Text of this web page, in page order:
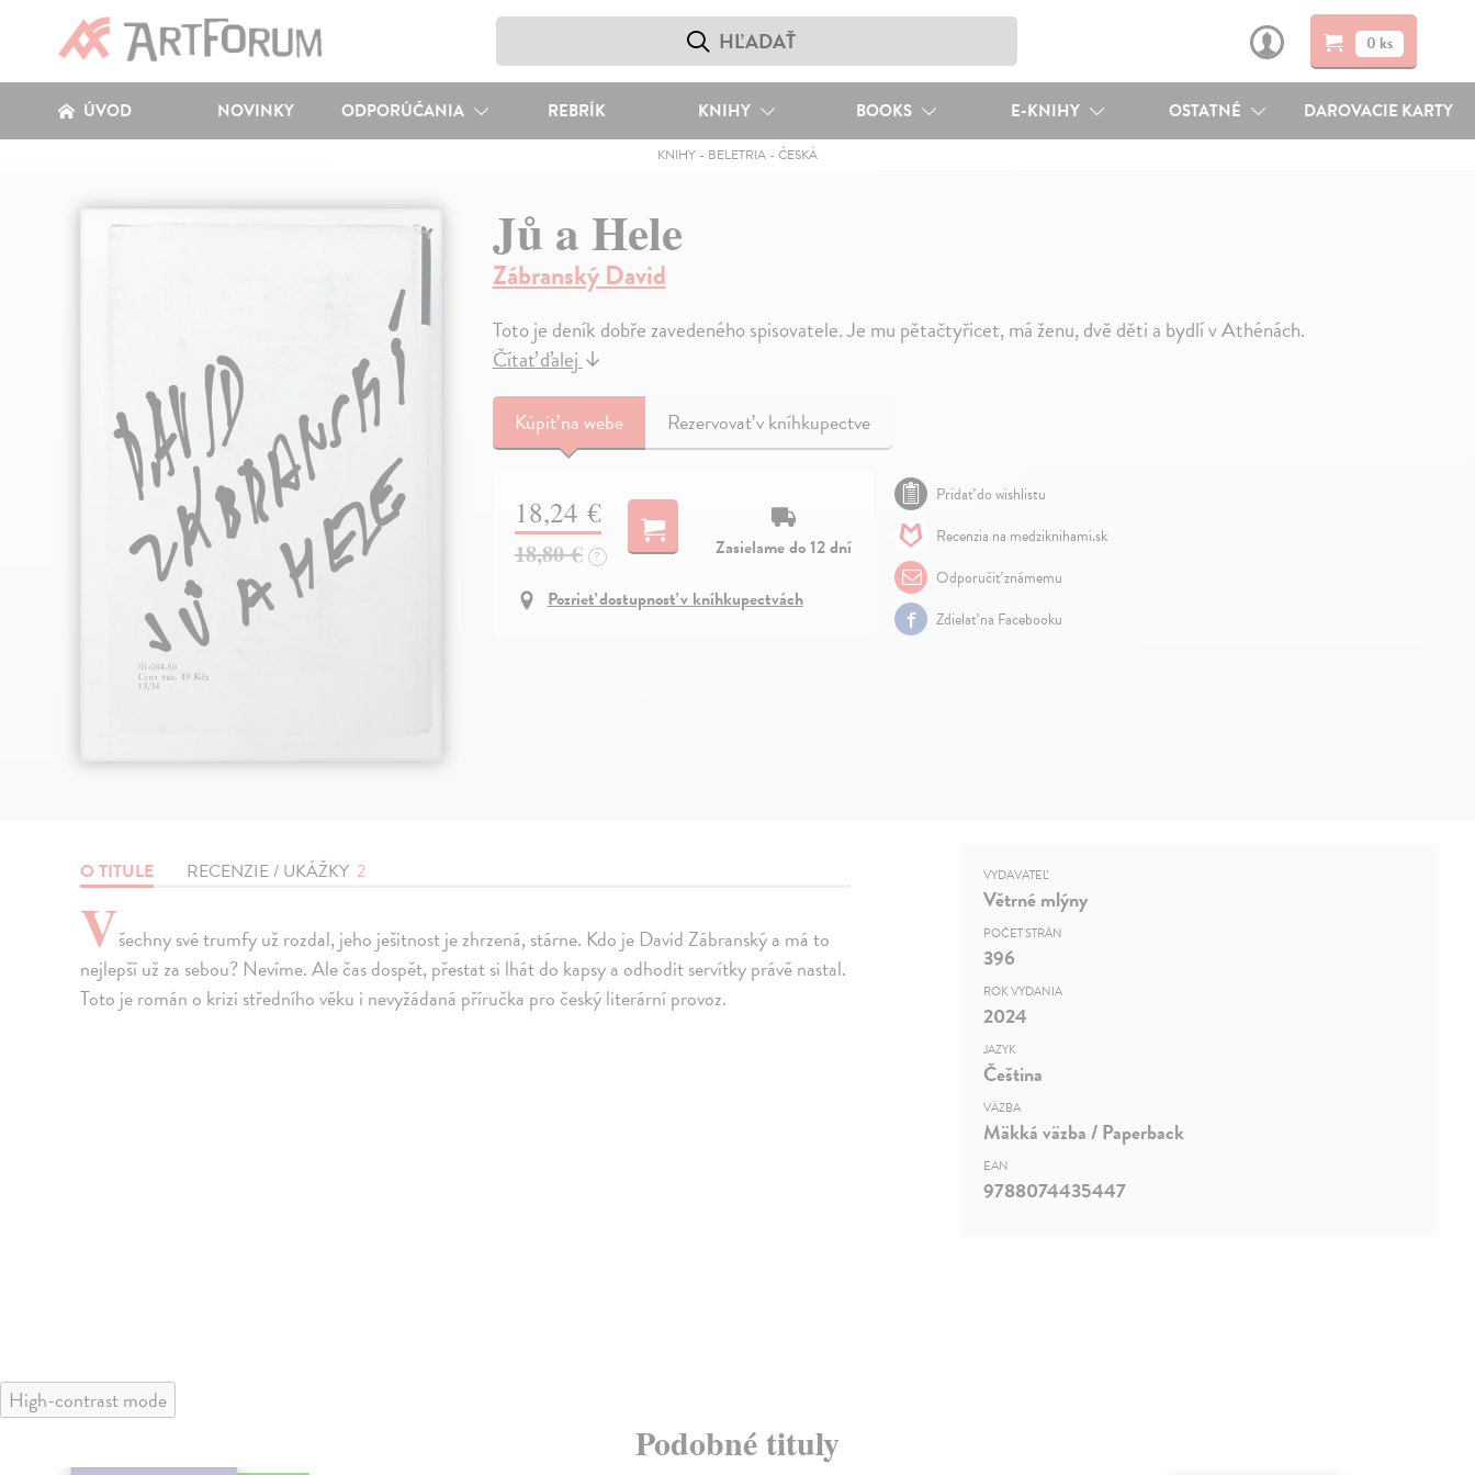
0 ks
ÚVOD NOVINKY ODPORÚČANIA REBRÍK KNIHY BOOKS E-KNIHY OSTATNÉ DAROVACIE KARTY
KNIHY- BELETRIA- ČESKÁ
Jů a Hele
Zábranský David
Toto je deník dobře zavedeného spisovatele. Je mu pětačtyřicet, má ženu, dvě děti a bydlí v Athénách.
Čítať ďalej↓
Kúpiťna webe Rezervovať v kníhkupectve
18,24 €
18,80 € ?
Zasielame do 12 dní
Pozrieť dostupnosť v kníhkupectvách
Pridať do wishlistu
Recenzia na medziknihami.sk
Odporučiť známemu
Zdielať na Facebooku
O TITULE RECENZIE / UKÁŽKY 2
Všechny své trumfy už rozdal, jeho ješitnost je zhrzená, stárne. Kdo je David Zábranský a má to
nejlepší už za sebou? Nevíme. Ale čas dospět, přestat si lhát do kapsy a odhodit servítky právě nastal.
Toto je román o krizi středního věku i nevyžádaná příručka pro český literární provoz.
VYDAVATEĽ
Větrné mlýny
POČET STRÁN
396
ROK VYDANIA
2024
JAZYK
Čeština
VÄZBA
Mäkká väzba / Paperback
EAN
9788074435447
High-contrast mode
Podobné tituly